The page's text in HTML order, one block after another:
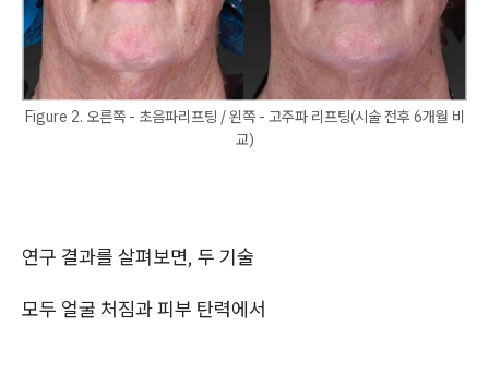
Figure 2. 오른쪽 - 초음파리프팅 / 왼쪽 - 고주파 리프팅(시술 전후 6개월 비
교)
연구 결과를 살펴보면, 두 기술
모두 얼굴 처짐과 피부 탄력에서